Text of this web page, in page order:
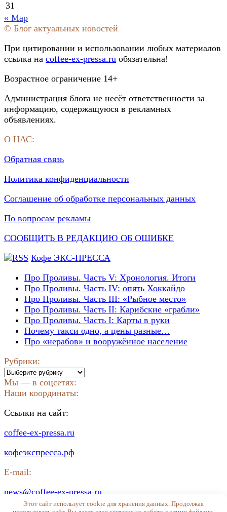
31
« Мар
© Блог актуальных новостей
При цитировании и использовании любых материалов
ссылка на coffee-ex-pressa.ru обязательна!
Возрастное ограничение 14+
Администрация блога не несёт ответственности за
информацию, содержащуюся в рекламных
объявлениях.
О НАС:
Обратная связь
Политика конфиденциальности
Соглашение об обработке персональных данных
По вопросам рекламы
СООБЩИТЬ В РЕДАКЦИЮ ОБ ОШИБКЕ
Кофе ЭКС-ПРЕССА
Про Проливы. Часть V: Хронология. Итоги
Про Проливы. Часть IV: опять Хоккайдо
Про Проливы. Часть III: «Рыбное место»
Про Проливы. Часть II: Карибские «грабли»
Про Проливы. Часть I: Карты в руки
Почему такси одно, а цены разные…
Про «нерабов» и вооружённое население
Рубрики:
Рубрики:
Мы — в соцсетях:
Наши координаты:
Ссылки на сайт:
coffee-ex-pressa.ru
кофеэкспресса.рф
E-mail:
news@coffee-ex-pressa.ru
Этот сайт использует cookie для хранения данных. Продолжая